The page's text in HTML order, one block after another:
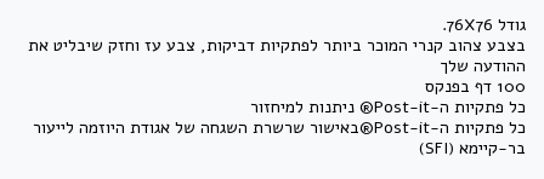
בצבע צהוב קנרי המוכר ביותר לפתקיות דביקות, צבע עז וחזק שיבליט את
כל פתקיות ה-Post-it®באישור שרשרת השגחה של אגודת היוזמה לייעור
בר-קיימא (SFI)